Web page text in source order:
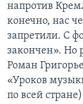
напротив
конечно, нас
запретили. С
закончен». Но
Роман
«Уроков
по всей